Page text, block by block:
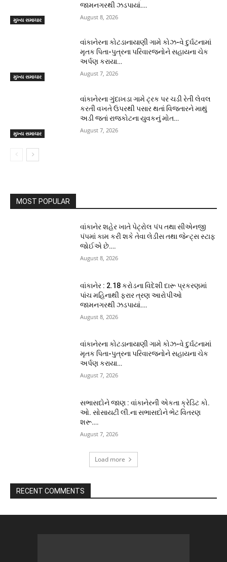
મુખ્ય સમાચાર
જામનગરથી ઝડપાયાં….
August 8, 2026
મુખ્ય સમાચાર
વાંકાનેરના કોટડાનાયાણી ગામે કોઝ-વે દુર્ઘટનામાં
મૃતક પિતા-પુત્રના પરિવારજનોને સહાયના ચેક
અર્પણ કરાયા…
August 7, 2026
મુખ્ય સમાચાર
વાંકાનેરના ગુંદાખડા ગામે ટ્રક પર ચડી રેતી લેવલ
કરતી વખતે ઉપરથી પસાર થતાં વિજતારને માથું
અડી જતાં રાજકોટના યુવકનું મોત…
August 7, 2026
MOST POPULAR
વાંકાનેર શહેર ખાતે પેટ્રોલ પંપ તથા સીએનજી
પંપમાં કામ કરી શકે તેવા લેડીસ તથા જેન્ટ્સ સ્ટાફ
જોઈએ છે….
August 8, 2026
વાંકાનેર : 2.18 કરોડના વિદેશી દારૂ પ્રકરણમાં
પાંચ મહિનાથી ફરાર ત્રણ આરોપીઓ
જામનગરથી ઝડપાયાં….
August 8, 2026
વાંકાનેરના કોટડાનાયાણી ગામે કોઝ-વે દુર્ઘટનામાં
મૃતક પિતા-પુત્રના પરિવારજનોને સહાયના ચેક
અર્પણ કરાયા…
August 7, 2026
સભાસદોને જાણ : વાંકાનેરની એકતા ક્રેડિટ કો.
ઓ. સોસાયટી લી.ના સભાસદોને ભેટ વિતરણ
શરૂ….
August 7, 2026
Load more
RECENT COMMENTS